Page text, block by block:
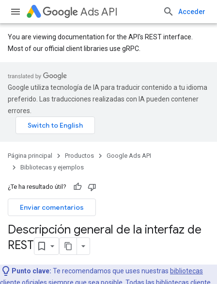
Ads API Acceder
You are viewing documentation for the API's REST interface.
Most of our official client libraries use gRPC.
Google utiliza tecnología de IA para traducir contenido a tu idioma
preferido. Las traducciones realizadas con IA pueden contener
errores.
Página principal Productos
Google Ads API
Bibliotecas y ejemplos
¿Te ha resultado útil?
Enviar comentarios
Descripción general de la interfaz de
REST
Punto clave: Te recomendamos que uses nuestras bibliotecas